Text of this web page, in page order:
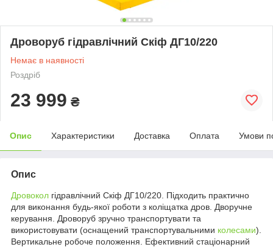
Дроворуб гідравлічний Скіф ДГ10/220
Немає в наявності
Роздріб
23 999 ₴
Опис Характеристики Доставка Оплата Умови
Опис
Дровокол гідравлічний Скіф ДГ10/220. Підходить практично
для виконання будь-якої роботи з коліщатка дров. Дворучне
керування. Дроворуб зручно транспортувати та
використовувати (оснащений транспортувальними колесами).
Вертикальне робоче положення. Ефективний стаціонарний